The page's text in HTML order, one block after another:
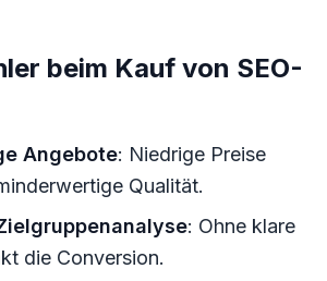
beim Kauf von SEO-
Angebote: Niedrige Preise
Qualität.
: Ohne klare
die Conversion.